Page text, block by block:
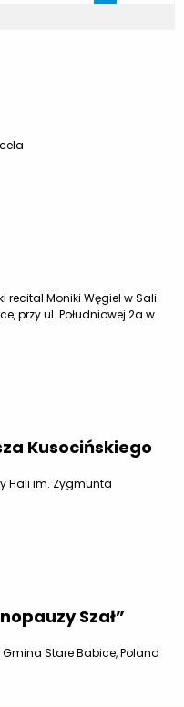
recital Moniki Węgiel w Sali
przy ul. Południowej 2a w
Kusocińskiego
Hali im. Zygmunta
Szał”
Stare Babice, Poland